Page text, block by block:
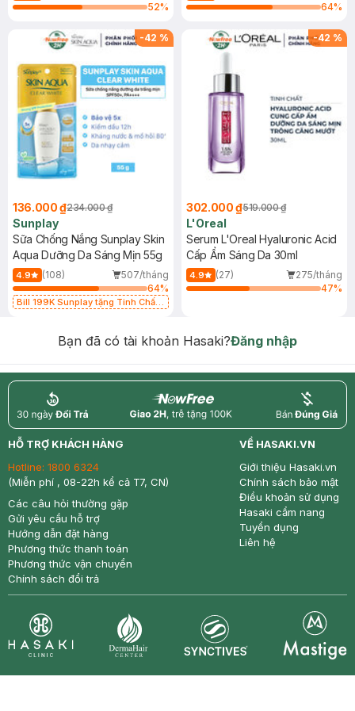
52%
64%
-42 %
136.000 ₫234.000 ₫
Sunplay
Sữa Chống Nắng Sunplay Skin
Aqua Dưỡng Da Sáng Mịn 55g
4.9 (108)
507/tháng
64%
Bill 199K Sunplay tặng Tinh Chất
-42 %
302.000 ₫519.000 ₫
L'Oreal
Serum L'Oreal Hyaluronic Acid
Cấp Ẩm Sáng Da 30ml
4.9 (27)
275/tháng
47%
Bạn đã có tài khoản Hasaki?Đăng nhập
return nowfree price
HỖ TRỢ KHÁCH HÀNG
Hotline: 1800 6324
(Miễn phí , 08-22h kể cả T7, CN)
Các câu hỏi thường gặp
Gửi yêu cầu hỗ trợ
Hướng dẫn đặt hàng
Phương thức thanh toán
Phương thức vận chuyển
Chính sách đổi trả
VỀ HASAKI.VN
Giới thiệu Hasaki.vn
Chính sách bảo mật
Điều khoản sử dụng
Hasaki cẩm nang
Tuyển dụng
Liên hệ